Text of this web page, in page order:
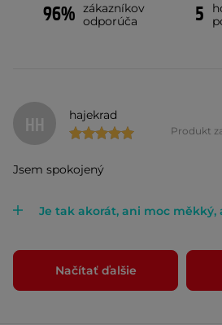
96% zákazníkov
odporúča
5
HH hajekrad
Produkt
Jsem spokojený
Je tak akorát, ani moc měkký,
Načítať ďalšie